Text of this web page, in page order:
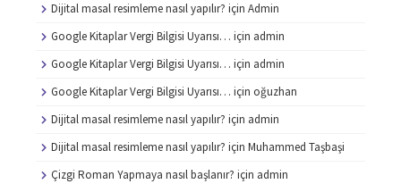
Dijital masal resimleme nasıl yapılır? için Admin
Google Kitaplar Vergi Bilgisi Uyarısı… için admin
Google Kitaplar Vergi Bilgisi Uyarısı… için admin
Google Kitaplar Vergi Bilgisi Uyarısı… için oğuzhan
Dijital masal resimleme nasıl yapılır? için admin
Dijital masal resimleme nasıl yapılır? için Muhammed Taşbaşi
Çizgi Roman Yapmaya nasıl başlanır? için admin